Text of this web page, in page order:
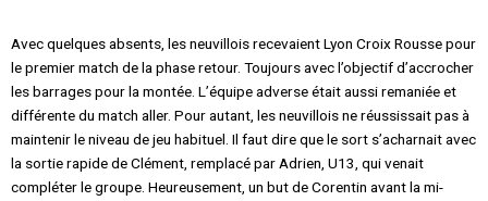
Avec quelques absents, les neuvillois recevaient Lyon Croix Rousse pour
le premier match de la phase retour. Toujours avec l’objectif d’accrocher
les barrages pour la montée. L’équipe adverse était aussi remaniée et
différente du match aller. Pour autant, les neuvillois ne réussissait pas à
maintenir le niveau de jeu habituel. Il faut dire que le sort s’acharnait avec
la sortie rapide de Clément, remplacé par Adrien, U13, qui venait
compléter le groupe. Heureusement, un but de Corentin avant la mi-